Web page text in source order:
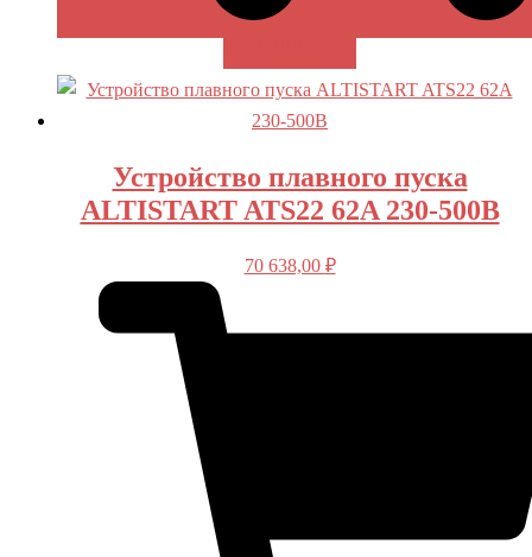
Устройство плавного пуска
ALTISTART ATS22 62A 230-500В
70 638,00 ₽